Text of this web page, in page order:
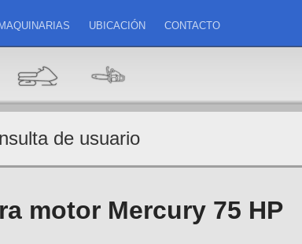
MAQUINARIAS UBICACIÓN CONTACTO
de usuario
motor Mercury 75 HP